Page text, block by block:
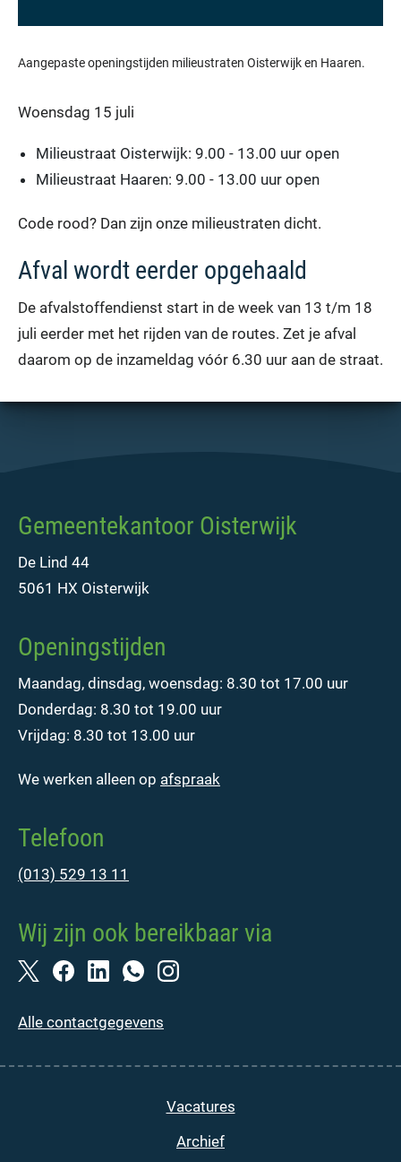
Aangepaste openingstijden milieustraten Oisterwijk en Haaren.
Woensdag 15 juli
Milieustraat Oisterwijk: 9.00 - 13.00 uur open
Milieustraat Haaren: 9.00 - 13.00 uur open
Code rood? Dan zijn onze milieustraten dicht.
Afval wordt eerder opgehaald
De afvalstoffendienst start in de week van 13 t/m 18
juli eerder met het rijden van de routes. Zet je afval
daarom op de inzameldag vóór 6.30 uur aan de straat.
Gemeentekantoor Oisterwijk
De Lind 44
5061 HX Oisterwijk
Openingstijden
Maandag, dinsdag, woensdag: 8.30 tot 17.00 uur
Donderdag: 8.30 tot 19.00 uur
Vrijdag: 8.30 tot 13.00 uur
We werken alleen op afspraak
Telefoon
(013) 529 13 11
Wij zijn ook bereikbaar via
Alle contactgegevens
Vacatures
Archief